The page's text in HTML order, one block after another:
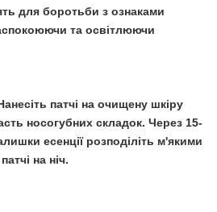
для боротьби з ознаками
та освітлюючи
патчі на очищену шкіру
носогубних складок. Через 15-
есенції розподіліть м'якими
на ніч.